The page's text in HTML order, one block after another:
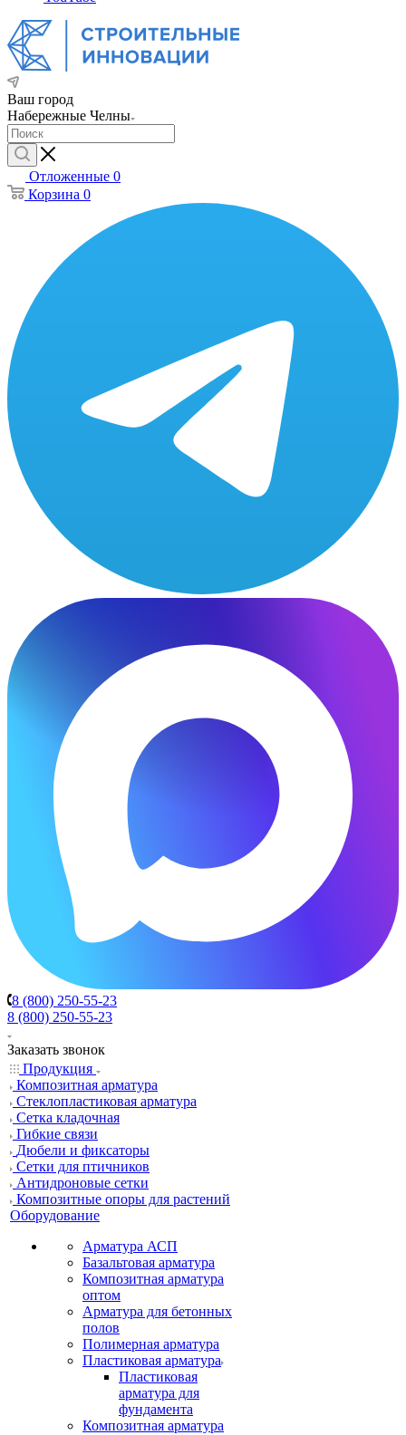
Ваш город
Набережные Челны
Отложенные 0
Корзина 0
8 (800) 250-55-23
8 (800) 250-55-23
Заказать звонок
Продукция
Композитная арматура
Cтеклопластиковая арматура
Сетка кладочная
Гибкие связи
Дюбели и фиксаторы
Сетки для птичников
Антидроновые сетки
Композитные опоры для растений
Оборудование
Арматура АСП
Базальтовая арматура
Композитная арматура
оптом
Арматура для бетонных
полов
Полимерная арматура
Пластиковая арматура
Пластиковая
арматура для
фундамента
Композитная арматура